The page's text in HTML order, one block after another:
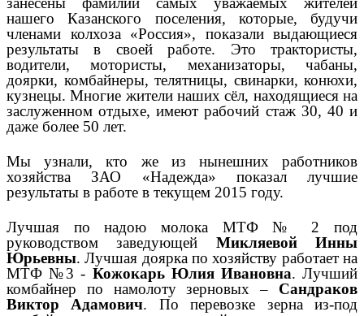
нашего Казанского поселения, которые, будучи
членами колхоза «Россия», показали выдающиеся
результаты в своей работе. Это трактористы,
водители, мотористы, механизаторы, чабаны,
доярки, комбайнеры, телятницы, свинарки, конюхи,
кузнецы. Многие жители наших сёл, находящиеся на
заслуженном отдыхе, имеют рабочий стаж 30, 40 и
даже более 50 лет.
Мы узнали, кто же из нынешних работников
хозяйства ЗАО «Надежда» показал лучшие
результаты в работе в текущем 2015 году.
Лучшая по надою молока МТФ № 2 под
руководством заведующей Микляевой Инны
Юрьевны. Лучшая доярка по хозяйству работает на
МТФ №3 - Кожокарь Юлия Ивановна. Лучший
комбайнер по намолоту зерновых – Сандраков
Виктор Адамович. По перевозке зерна из-под